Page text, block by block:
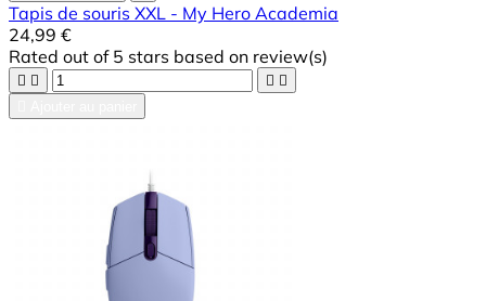
Tapis de souris XXL - My Hero Academia
24,99 €
Rated out of 5 stars based on review(s)
   